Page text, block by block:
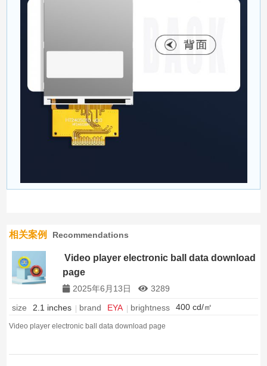
相关案例 Recommendations
Video player electronic ball data download
page
2025年6月13日 3289
size 2.1 inches brand EYA brightness 400 cd/㎡
Video player electronic ball data download page